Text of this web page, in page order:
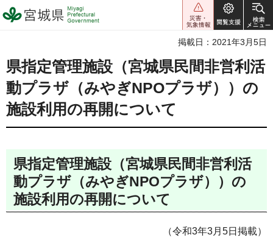
宮城県 Miyagi Prefectural
Government
掲載日：2021年3月5日
県指定管理施設（宮城県民間非営利活
動プラザ（みやぎNPOプラザ））の
施設利用の再開について
県指定管理施設（宮城県民間非営利活
動プラザ（みやぎNPOプラザ））の
施設利用の再開について
（令和3年3月5日掲載）